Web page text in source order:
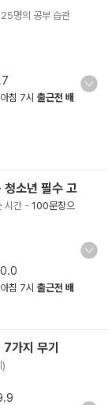
명의 공부 습관
침 7시 출근전 배
소년 필수 고
시간 - 100문장으
침 7시 출근전 배
가지 무기
)